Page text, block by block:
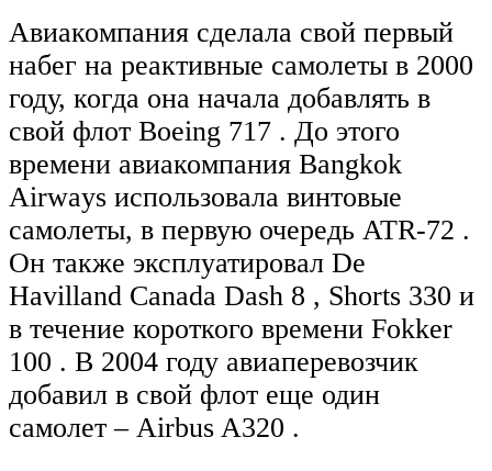
Авиакомпания сделала свой первый
набег на реактивные самолеты в 2000
году, когда она начала добавлять в
свой флот Boeing 717 . До этого
времени авиакомпания Bangkok
Airways использовала винтовые
самолеты, в первую очередь ATR-72 .
Он также эксплуатировал De
Havilland Canada Dash 8 , Shorts 330 и
в течение короткого времени Fokker
100 . В 2004 году авиаперевозчик
добавил в свой флот еще один
самолет – Airbus A320 .